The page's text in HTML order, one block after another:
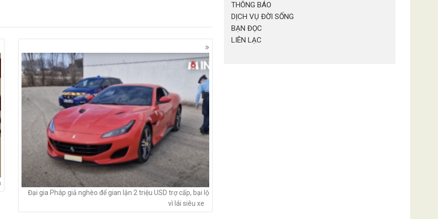
Đại gia Pháp giả nghèo để gian lận 2 triệu USD trợ cấp, bại lộ
vì lái siêu xe
THÔNG BÁO
DỊCH VỤ ĐỜI SỐNG
BẠN ĐỌC
LIÊN LẠC